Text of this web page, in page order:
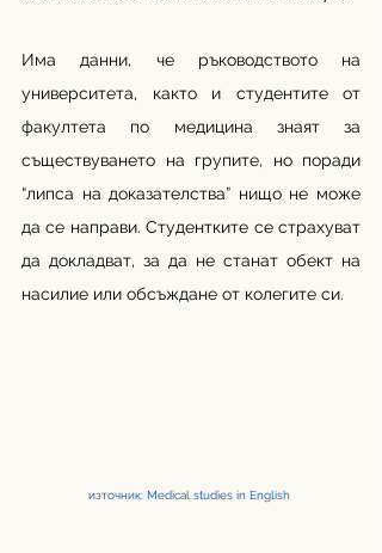
Има данни, че ръководството на
университета, както и студентите от
факултета по медицина знаят за
съществуването на групите, но поради
“липса на доказателства” нищо не може
да се направи. Студентките се страхуват
да докладват, за да не станат обект на
насилие или обсъждане от колегите си.
източник: Medical studies in Еnglish